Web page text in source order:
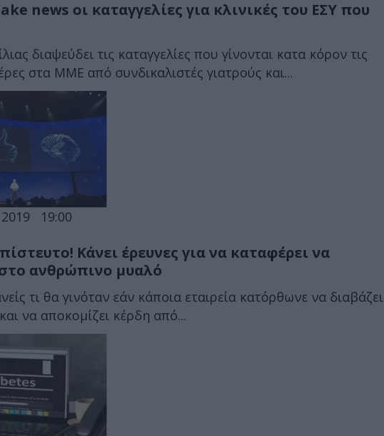
news οι καταγγελίες για κλινικές του ΕΣΥ που
διαψεύδει τις καταγγελίες που γίνονται κατα κόρον τις
στα ΜΜΕ από συνδικαλιστές γιατρούς και...
19:00
Κάνει έρευνες για να καταφέρει να
ανθρώπινο μυαλό
τι θα γινόταν εάν κάποια εταιρεία κατόρθωνε να διαβάζει
να αποκομίζει κέρδη από...